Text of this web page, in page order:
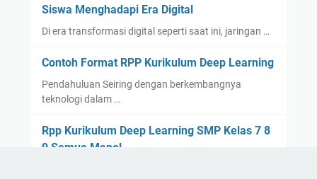
Siswa Menghadapi Era Digital
Di era transformasi digital seperti saat ini, jaringan …
Contoh Format RPP Kurikulum Deep Learning
Pendahuluan Seiring dengan berkembangnya
teknologi dalam …
Rpp Kurikulum Deep Learning SMP Kelas 7 8
9 Semua Mapel